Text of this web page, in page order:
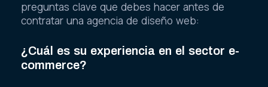
preguntas clave que debes hacer antes de
contratar una agencia de diseño web:
¿Cuál es su experiencia en el sector e-
commerce?